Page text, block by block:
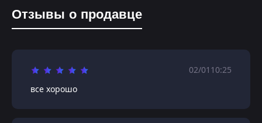
Отзывы о продавце
02/01 10:25
все хорошо